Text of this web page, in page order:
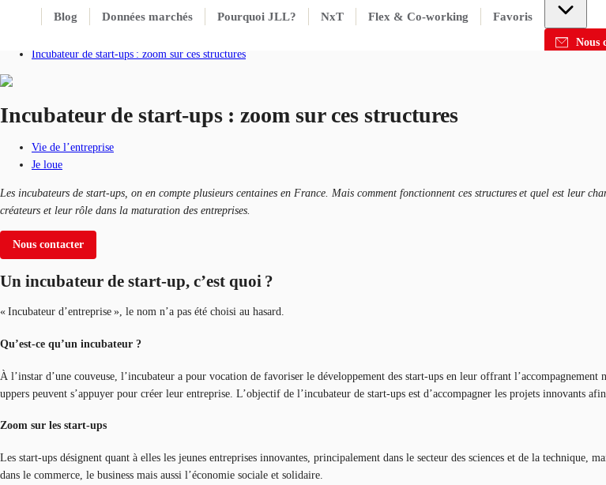
Blog Données marchés Pourquoi JLL? NxT Flex & Co-working Favoris
Nous
Accueil
Incubateur de start-ups : zoom sur ces structures
Incubateur de start-ups : zoom sur ces structures
Vie de l’entreprise
Je loue
Les incubateurs de start-ups, on en compte plusieurs centaines en France. Mais comment fonctionnent ces structures et quel est leur
créateurs et leur rôle dans la maturation des entreprises.
Nous contacter
Un incubateur de start-up, c’est quoi ?
« Incubateur d’entreprise », le nom n’a pas été choisi au hasard.
Qu’est-ce qu’un incubateur ?
À l’instar d’une couveuse, l’incubateur a pour vocation de favoriser le développement des start-ups en leur offrant
uppers peuvent s’appuyer pour créer leur entreprise. L’objectif de l’incubateur de start-ups est d’accompagner les projets innovants
Zoom sur les start-ups
Les start-ups désignent quant à elles les jeunes entreprises innovantes, principalement dans le secteur des sciences et de la technique,
dans le commerce, le business mais aussi l’économie sociale et solidaire.